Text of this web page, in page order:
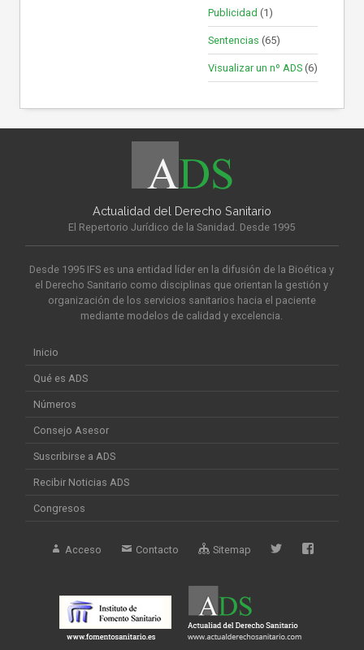
Publicidad (1)
Sentencias (65)
Visualizar un nº ADS (6)
Actualidad del Derecho Sanitario
El Repertorio Jurídico de la Sanidad. Desde 1995
Desde 1995 IFS es una entidad líder en la difusión de la Bioética y
el Derecho Sanitario como disciplinas que orientan la gestión y
organización de los servicios sanitarios hacia el paciente
mediante modelos de calidad y excelencia.
Inicio
Qué es ADS
Números
Consejo Asesor
Suscribirse a ADS
Recibir Noticias ADS
Congresos
Acceso Contacto Sitemap